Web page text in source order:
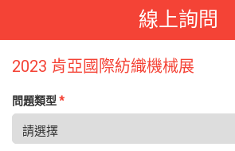
線上詢問
2023 肯亞國際紡織機械展
問題類型 *